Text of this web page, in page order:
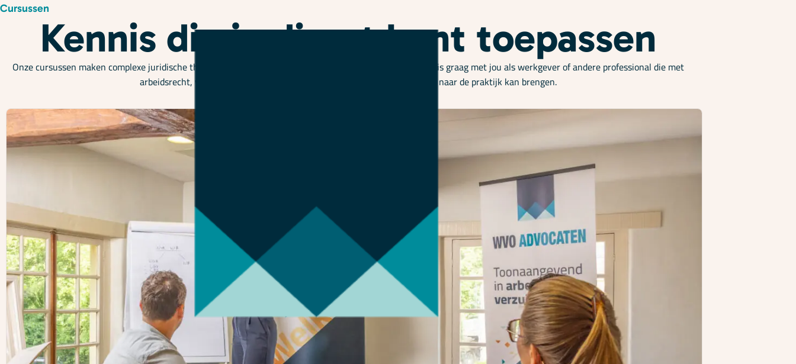
Cursussen
Kennis die je direct kunt toepassen
Onze cursussen maken complexe juridische thema’s begrijpelijk en direct toepasbaar. We delen deze kennis graag met jou als werkgever of andere professional die met
arbeidsrecht, verzuim en zorg te maken hebben, zodat je direct de theorie naar de praktijk kan brengen.